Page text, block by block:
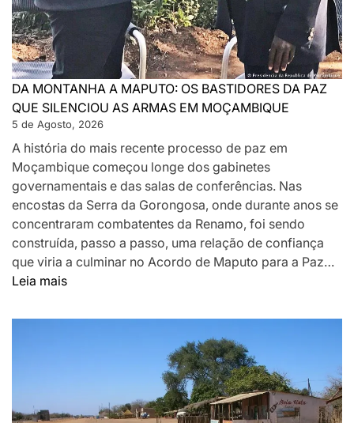
DA MONTANHA A MAPUTO: OS BASTIDORES DA PAZ
QUE SILENCIOU AS ARMAS EM MOÇAMBIQUE
5 de Agosto, 2026
A história do mais recente processo de paz em
Moçambique começou longe dos gabinetes
governamentais e das salas de conferências. Nas
encostas da Serra da Gorongosa, onde durante anos se
concentraram combatentes da Renamo, foi sendo
construída, passo a passo, uma relação de confiança
que viria a culminar no Acordo de Maputo para a Paz…
Leia mais:
MONTANHA
DA